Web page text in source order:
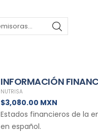
INFORMACIÓN
NUTRISA
$3,080.00 MXN
Estados financieros de la
en español.